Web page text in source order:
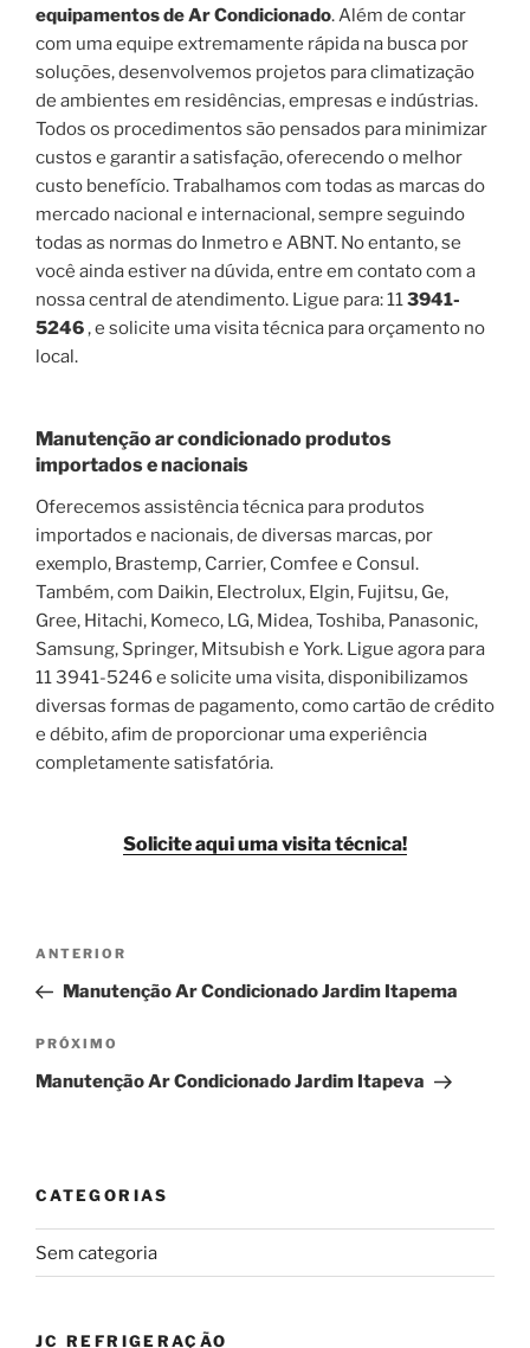
equipamentos de Ar Condicionado. Além de contar
com uma equipe extremamente rápida na busca por
soluções, desenvolvemos projetos para climatização
de ambientes em residências, empresas e indústrias.
Todos os procedimentos são pensados para minimizar
custos e garantir a satisfação, oferecendo o melhor
custo benefício. Trabalhamos com todas as marcas do
mercado nacional e internacional, sempre seguindo
todas as normas do Inmetro e ABNT. No entanto, se
você ainda estiver na dúvida, entre em contato com a
nossa central de atendimento. Ligue para: 113941-
5246, e solicite uma visita técnica para orçamento no
local.
Manutenção ar condicionado produtos
importados e nacionais
Oferecemos assistência técnica para produtos
importados e nacionais, de diversas marcas, por
exemplo, Brastemp, Carrier, Comfee e Consul.
Também, com Daikin, Electrolux, Elgin, Fujitsu, Ge,
Gree, Hitachi, Komeco, LG, Midea, Toshiba, Panasonic,
Samsung, Springer, Mitsubish e York. Ligue agora para
11 3941-5246 e solicite uma visita, disponibilizamos
diversas formas de pagamento, como cartão de crédito
e débito, afim de proporcionar uma experiência
completamente satisfatória.
Solicite aqui uma visita técnica!
Navegação
Post
Post
anterior
ANTERIOR
Manutenção Ar Condicionado Jardim Itapema
Próximo
post
PRÓXIMO
Manutenção Ar Condicionado Jardim Itapeva
CATEGORIAS
Sem categoria
JC REFRIGERAÇÃO